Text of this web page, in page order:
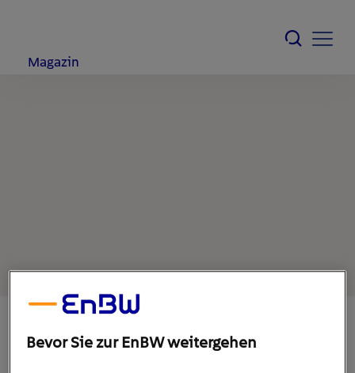
Magazin
10. September 2020 1 min
Bevor Sie zur EnBW weitergehen